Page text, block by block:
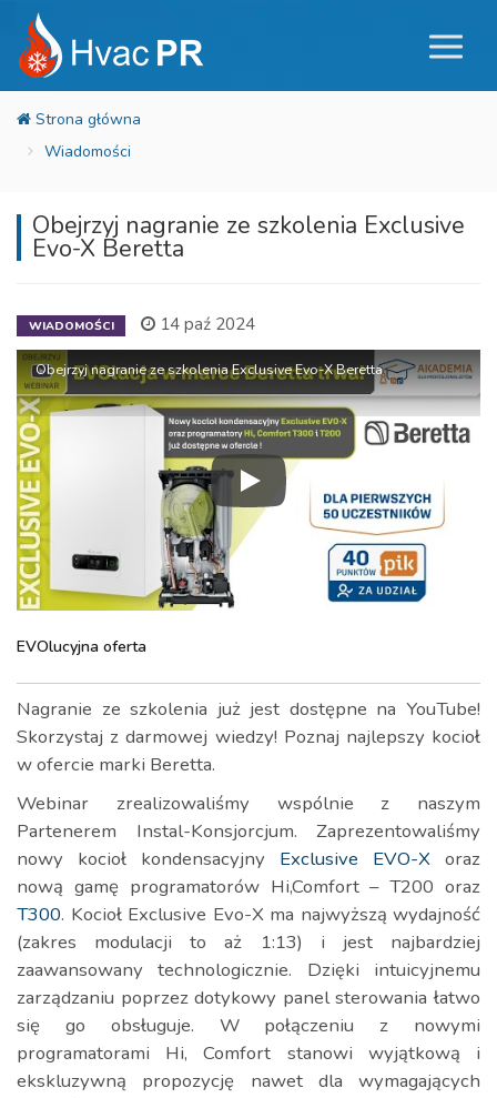
Wiadomości
Obejrzyj nagranie ze szkolenia Exclusive
Evo-X Beretta
WIADOMOŚCI 14 paź 2024
Obejrzyj nagranie ze szkolenia Exclusive Evo-X Beretta
Obejrzyj nagranie ze szkolenia
EVOlucyjna oferta
Nagranie ze szkolenia już jest dostępne na YouTube!
Skorzystaj z darmowej wiedzy! Poznaj najlepszy kocioł
w ofercie marki Beretta.
Webinar zrealizowaliśmy wspólnie z naszym
Partenerem Instal-Konsjorcjum. Zaprezentowaliśmy
nowy kocioł kondensacyjny Exclusive EVO-X oraz
nową gamę programatorów Hi,Comfort – T200 oraz
T300. Kocioł Exclusive Evo-X ma najwyższą wydajność
(zakres modulacji to aż
1:13) i jest najbardziej
zaawansowany technologicznie. Dzięki intuicyjnemu
zarządzaniu poprzez dotykowy panel sterowania łatwo
się go obsługuje. W połączeniu z nowymi
programatorami Hi, Comfort stanowi wyjątkową i
ekskluzywną propozycję nawet dla wymagających